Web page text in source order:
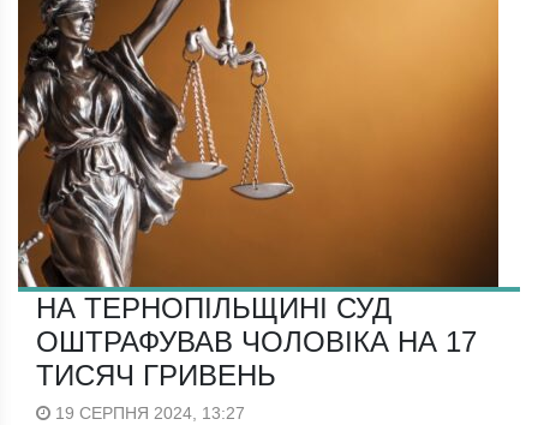
НА ТЕРНОПІЛЬЩИНІ СУД
ОШТРАФУВАВ ЧОЛОВІКА НА 17
ТИСЯЧ ГРИВЕНЬ
19 СЕРПНЯ 2024, 13:27